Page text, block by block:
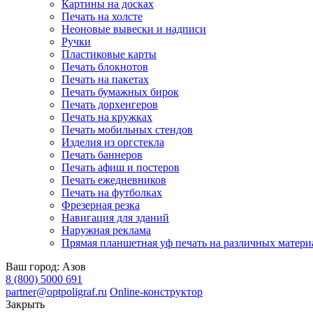
Картины на досках
Печать на холсте
Неоновые вывески и надписи
Ручки
Пластиковые карты
Печать блокнотов
Печать на пакетах
Печать бумажных бирок
Печать дорхенгеров
Печать на кружках
Печать мобильных стендов
Изделия из оргстекла
Печать баннеров
Печать афиш и постеров
Печать ежедневников
Печать на футболках
Фрезерная резка
Навигация для зданий
Наружная реклама
Прямая планшетная уф печать на различных
Ваш город: Азов
8 (800) 5000 691
partner@optpoligraf.ru Online-конструктор
Закрыть